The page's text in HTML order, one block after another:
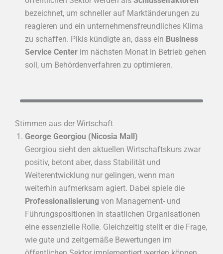
bezeichnet, um schneller auf Marktänderungen zu
reagieren und ein unternehmensfreundliches Klima
zu schaffen. Pikis kündigte an, dass ein Business
Service Center im nächsten Monat in Betrieb gehen
soll, um Behördenverfahren zu optimieren.
Stimmen aus der Wirtschaft
George Georgiou (Nicosia Mall)
Georgiou sieht den aktuellen Wirtschaftskurs zwar
positiv, betont aber, dass Stabilität und
Weiterentwicklung nur gelingen, wenn man
weiterhin aufmerksam agiert. Dabei spiele die
Professionalisierung von Management- und
Führungspositionen in staatlichen Organisationen
eine essenzielle Rolle. Gleichzeitig stellt er die Frage,
wie gute und zeitgemäße Bewertungen im